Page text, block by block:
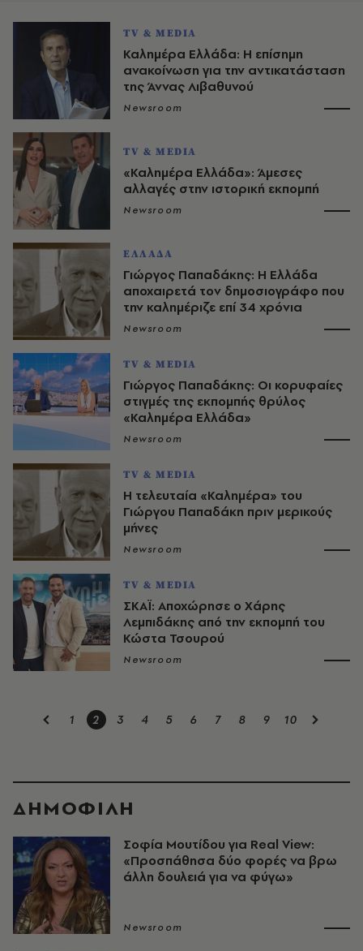
TV & MEDIA
Καλημέρα Ελλάδα: Η επίσημη
ανακοίνωση για την αντικατάσταση
της Άννας Λιβαθυνού
Newsroom
TV & MEDIA
«Καλημέρα Ελλάδα»: Άμεσες
αλλαγές στην ιστορική εκπομπή
Newsroom
ΕΛΛΑΔΑ
Γιώργος Παπαδάκης: Η Ελλάδα
αποχαιρετά τον δημοσιογράφο που
την καλημέριζε επί 34 χρόνια
Newsroom
TV & MEDIA
Γιώργος Παπαδάκης: Oι κορυφαίες
στιγμές της εκπομπής θρύλος
«Καλημέρα Ελλάδα»
Newsroom
TV & MEDIA
Η τελευταία «Καλημέρα» του
Γιώργου Παπαδάκη πριν μερικούς
μήνες
Newsroom
TV & MEDIA
ΣΚΑΪ: Αποχώρησε ο Χάρης
Λεμπιδάκης από την εκπομπή του
Κώστα Τσουρού
Newsroom
1 2 3 4 5 6 7 8 9 10
ΔΗΜΟΦΙΛΗ
Σοφία Μουτίδου για Real View:
«Προσπάθησα δύο φορές να βρω
άλλη δουλειά για να φύγω»
Newsroom